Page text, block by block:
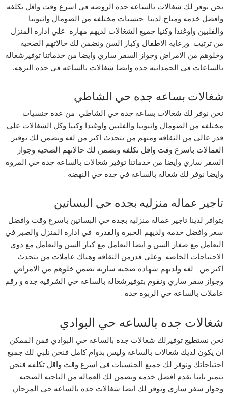
نحن نوفر لك شغالات بالساعه جده الروضه في اسرع وقت واقل تكلفه
وافضل خدمه ومتاخ لدينا جنسيات مختلفه من الصومال واثيوبيا
والفلبين واوغندا وكنيا جميع الشغالات لديهم مهاره علي اداره المنزل
من ترتيب ورعايه الاطفال وكبار السن ونضمن لك حالاتهم الصحيه
وخلوهم من الامراض وجواز السفر ساري وايضا من خدماتنا توفيرشغاله
بالساعات في الحمدانيه جده وايضا شغالات بالساعه في جده النزهه.
شغالات بساعه جده حي الشاطي
نحن نوفر لك شغالات بساعه جده حي الشاطي من عده جنسيات
مختلفه من الصومال واثيوبيا والفلبين واوغندا وكنيا وكل الشغالات علي
قدر عالي من الثقافه ومنهم من يتحدث اكتر من لغه ونضمن لك توفير
العمالات باسرع وقت واقل تكلفه ونضمن لك حالاتهم الصحيه وجواز
السفر ساري وايضا من خدماتنا توفير شغالات بالساعه جده حي المروه
وايضا نوفر لك شغاله بالساعه في جده حي النهضه .
تاجير عماله منزليه بجده حي البساتين
يتوافر لدينا تاجير عماله منزليه بجده حي البساتين باسرع وقت وافضل
سعر وافضل خدمه ولديهم الخبره والقدره في اداره المنزل والصبر في
التعامل مع صغار السن و ايضا التعامل مع كبار السن والتعامل مع ذوي
الاحتياجات الخاصه وعلي قدرمن الثقافه وهناك عاملات من يتحدث
اكتر من لغه ولديهم شهاده صحيه ساريه تضمن خلوهم من الامراض
وجواز سفر ساري ونقوم بتوفيرشغاله بالساعه حي الشرقيه جده و رقم
عاملات بالساعه حي الربوه جده .
شغالات جده بالساعه حي البوادي
نحن نستطيع توفيرلك شغالات جده بالساعه حي البوادي فمن الممكن
ان يكون لديك شغالات بالساعه وليس بدوام كامل فنحن نلبي لك جميع
احتياجاتك ونوفر لك جميع الجنسيات في اسرع وقت واقل تكلفه فنحن
نتميز باننا نقدم افضل خدمه ونضمن لك العماله من الناحيه الصحيه
وجواز سفر ساري ونوفر لك ايضا شغالات جده بالساعه حي المرجان